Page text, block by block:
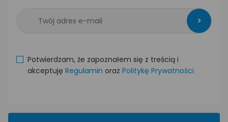
>
Potwierdzam, że zapoznałem się z treścią i
akceptuję Regulamin oraz Politykę Prywatności